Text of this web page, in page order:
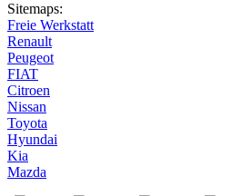
Sitemaps:
Freie Werkstatt
Renault
Peugeot
FIAT
Citroen
Nissan
Toyota
Hyundai
Kia
Mazda